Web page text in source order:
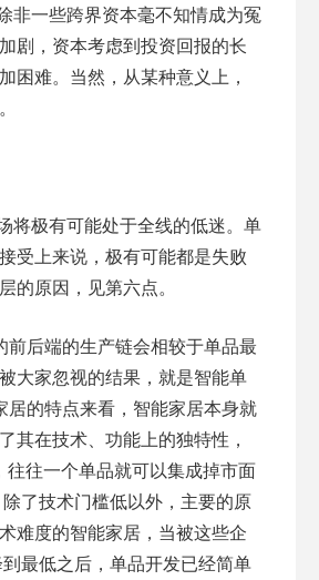
非一些跨界资本毫不知情成为冤
剧，资本考虑到投资回报的长
困难。当然，从某种意义上，
将极有可能处于全线的低迷。单
受上来说，极有可能都是失败
原因，见第六点。
后端的生产链会相较于单品最
大家忽视的结果，就是智能单
的特点来看，智能家居本身就
其在技术、功能上的独特性，
往一个单品就可以集成掉市面
了技术门槛低以外，主要的原
难度的智能家居，当被这些企
最低之后，单品开发已经简单